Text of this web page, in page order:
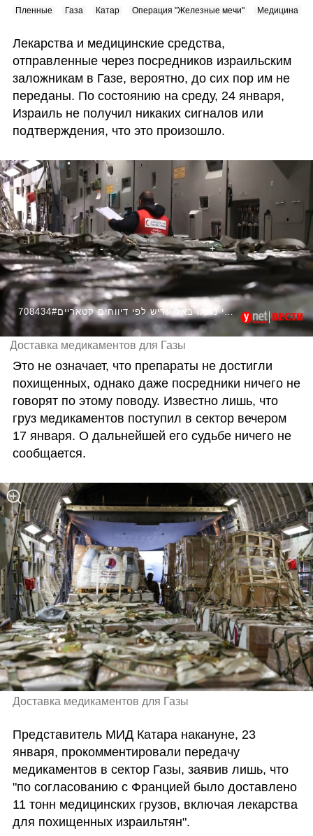
Пленные Газа Катар Операция "Железные мечи" Медицина
Лекарства и медицинские средства,
отправленные через посредников израильским
заложникам в Газе, вероятно, до сих пор им не
переданы. По состоянию на среду, 24 января,
Израиль не получил никаких сигналов или
подтверждения, что это произошло.
708434#מטוסי הסיוע הקטארי נחתו באל עריש לפי דיווחים קטאריים
Доставка медикаментов для Газы
Это не означает, что препараты не достигли
похищенных, однако даже посредники ничего не
говорят по этому поводу. Известно лишь, что
груз медикаментов поступил в сектор вечером
17 января. О дальнейшей его судьбе ничего не
сообщается.
Доставка медикаментов для Газы
Представитель МИД Катара накануне, 23
января, прокомментировали передачу
медикаментов в сектор Газы, заявив лишь, что
"по согласованию с Францией было доставлено
11 тонн медицинских грузов, включая лекарства
для похищенных израильтян".